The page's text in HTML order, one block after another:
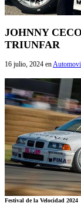
JOHNNY
TRIUNFAR
16 julio, 2024 en
Festival de la Velocidad 2024